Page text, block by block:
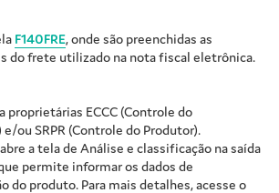
F140FRE, onde são preenchidas as
do frete utilizado na nota fiscal eletrônica.
proprietárias ECCC (Controle do
e/ou SRPR (Controle do Produtor).
a tela de Análise e classificação na saída
permite informar os dados de
do produto. Para mais detalhes, acesse o